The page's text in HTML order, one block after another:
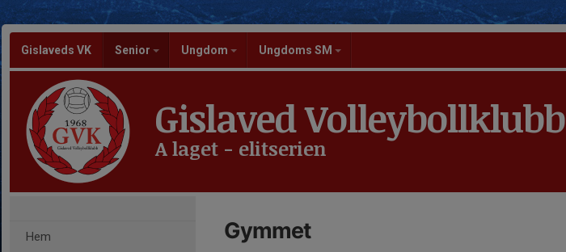
Gislaveds VK Senior Ungdom Ungdoms SM
Gislaved Volleybollklubb
A laget - elitserien
Hem Gymmet